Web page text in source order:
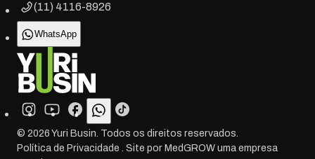
(11) 4116-8926
WhatsApp
© 2026 Yuri Busin. Todos os direitos reservados.
Política de Privacidade
. Site por MedGROW uma empresa